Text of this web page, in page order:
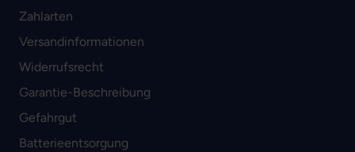
Zahlarten
Versandinformationen
Widerrufsrecht
Garantie-Beschreibung
Gefahrgut
Batterieentsorgung